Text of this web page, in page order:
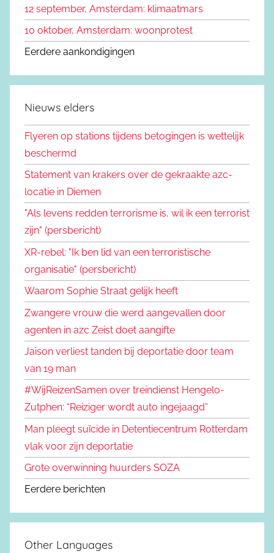
12 september, Amsterdam: klimaatmars
10 oktober, Amsterdam: woonprotest
Eerdere aankondigingen
Nieuws elders
Flyeren op stations tijdens betogingen is wettelijk
beschermd
Statement van krakers over de gekraakte azc-
locatie in Diemen
"Als levens redden terrorisme is, wil ik een terrorist
zijn" (persbericht)
XR-rebel: "Ik ben lid van een terroristische
organisatie" (persbericht)
Waarom Sophie Straat gelijk heeft
Zwangere vrouw die werd aangevallen door
agenten in azc Zeist doet aangifte
Jaison verliest tanden bij deportatie door team
van 19 man
#WijReizenSamen over treindienst Hengelo-
Zutphen: “Reiziger wordt auto ingejaagd”
Man pleegt suïcide in Detentiecentrum Rotterdam
vlak voor zijn deportatie
Grote overwinning huurders SOZA
Eerdere berichten
Other Languages